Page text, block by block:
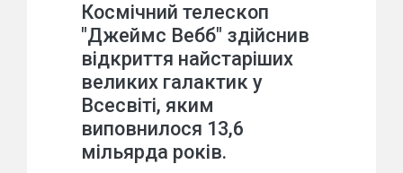
Космічний телескоп
"Джеймс Вебб" здійснив
відкриття найстаріших
великих галактик у
Всесвіті, яким
виповнилося 13,6
мільярда років.